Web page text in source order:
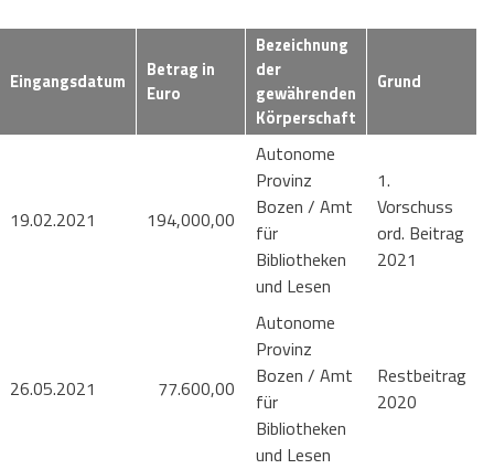
Eingangsdatum
Betrag in
Euro
Bezeichnung
der
gewährenden
Körperschaft
Grund
19.02.2021 194,000,00
Autonome
Provinz
Bozen / Amt
für
Bibliotheken
und Lesen
1.
Vorschuss
ord. Beitrag
2021
26.05.2021 77.600,00
Autonome
Provinz
Bozen / Amt
für
Bibliotheken
und Lesen
Restbeitrag
2020